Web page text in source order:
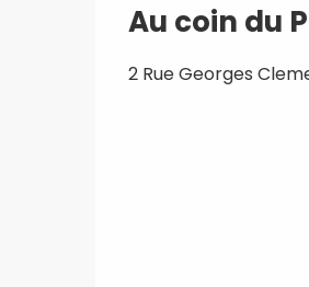
Au coin du
2 Rue Georges